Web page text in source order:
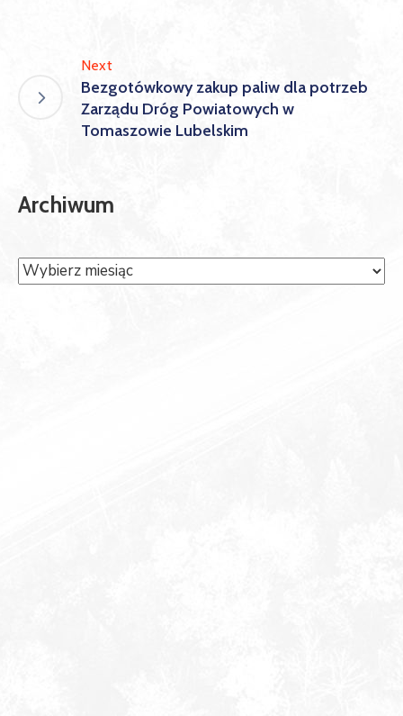
Next
Bezgotówkowy zakup paliw dla potrzeb
Zarządu Dróg Powiatowych w
Tomaszowie Lubelskim
Archiwum